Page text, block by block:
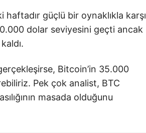
güçlü bir oynaklıkla karşı
dolar seviyesini geçti ancak
Bitcoin’in 35.000
Pek çok analist, BTC
masada olduğunu